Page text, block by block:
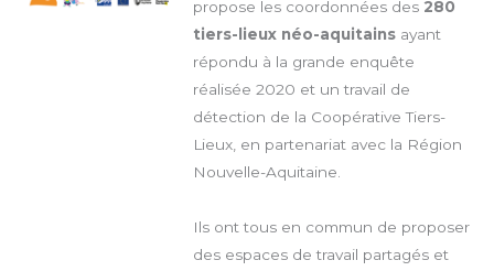
propose les coordonnées des 280
tiers-lieux néo-aquitainsayant
répondu à la grande enquête
réalisée 2020 et un travail de
détection de la Coopérative Tiers-
Lieux, en partenariat avec la Région
Nouvelle-Aquitaine.
Ils ont tous en commun de proposer
des espaces de travail partagés et